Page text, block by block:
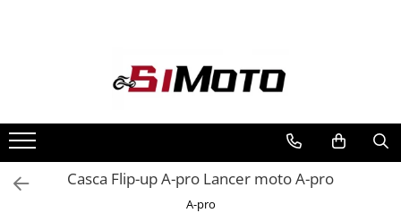
MOTOCICLETE & ATV
ECHIPAMENTE
Echipament Strada
Camasi
Casca Flip-up A-pro Lancer moto A-pro
A-pro